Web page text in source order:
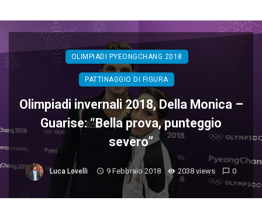
OLIMPIADI PYEONGCHANG 2018
PATTINAGGIO DI FIGURA
Olimpiadi invernali 2018, Della Monica –
Guarise: “Bella prova, punteggio
severo”
Luca Lovelli 9 Febbraio 2018 2038 views 0